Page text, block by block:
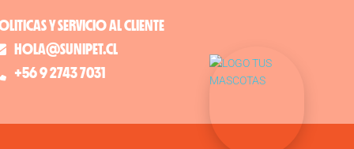
Y SERVICIO AL CLIENTE
HOLA@SUNIPET.CL
+56 9 2743 7031